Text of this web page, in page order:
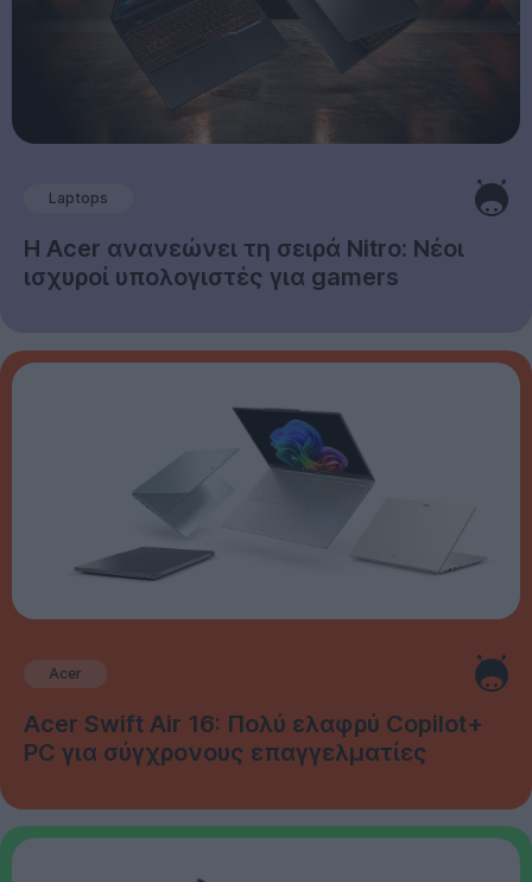
Laptops
Η Acer ανανεώνει τη σειρά Nitro: Νέοι
ισχυροί υπολογιστές για gamers
Acer
Acer Swift Air 16: Πολύ ελαφρύ Copilot+
PC για σύγχρονους επαγγελματίες